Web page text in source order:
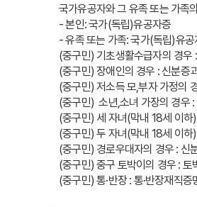
국가유공자와 그 유족 또는 가족
- 본인: 국가(독립)유공자증
- 유족 또는 가족: 국가(독립)유
(중구민) 기초생활수급자의 경
(중구민) 장애인의 경우 : 신분증
(중구민) 저소득 모,부자 가정의
(중구민)  소년,소녀 가장의 경우
(중구민) 세 자녀(막내 18세 이
(중구민) 두 자녀(막내 18세 이
(중구민) 경로우대자의 경우 : 신
(중구민) 중구 토박이의 경우 : 토
(중구민) 통·반장 : 통·반장재직증